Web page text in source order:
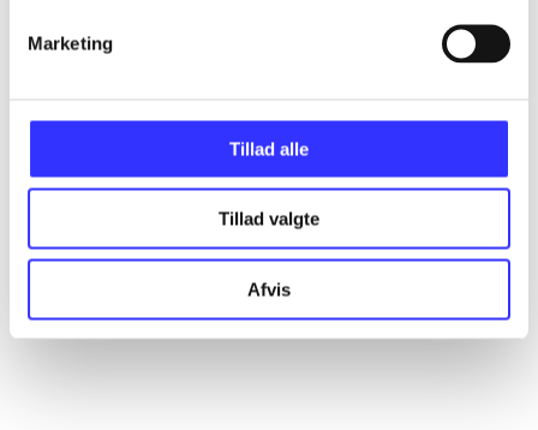
Marketing
Tillad alle
Tillad valgte
Afvis
Artikler